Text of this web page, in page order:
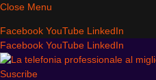
Close Menu
Facebook YouTube LinkedIn
Facebook YouTube LinkedIn
Suscribe